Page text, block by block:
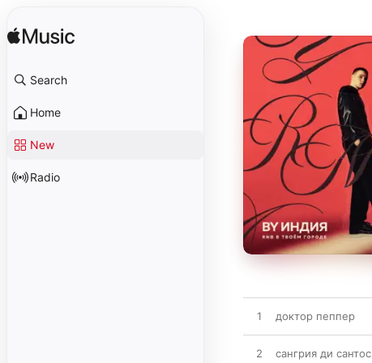
Search
Home
New
Radio
1 доктор пеппер
2 сангрия ди сантос